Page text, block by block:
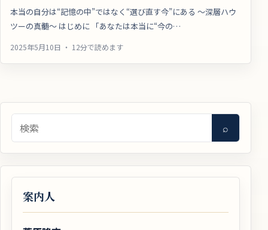
本当の自分は“記憶の中”ではなく“選び直す今”にある 〜深層ハウ
ツーの真髄〜 はじめに 「あなたは本当に“今の…
2025年5月10日 ・ 12分で読めます
検索 ⌕
案内人